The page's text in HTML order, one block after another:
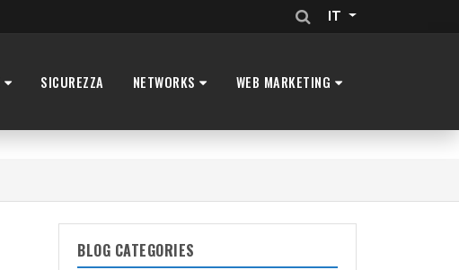
IT
SICUREZZA NETWORKS WEB MARKETING
BLOG CATEGORIES